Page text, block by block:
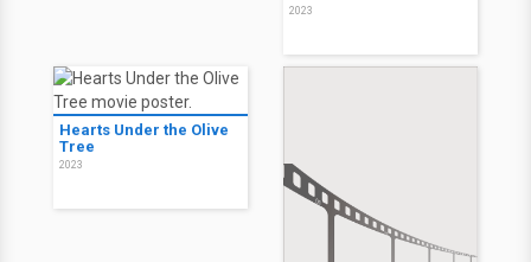
2023
Hearts Under the Olive
Tree
2023